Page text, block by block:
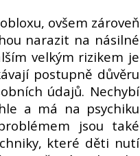
ovšem zároveň
narazit na násilné
velkým rizikem je
postupně důvěru
údajů. Nechybí
a má na psychiku
jsou také
které děti nutí